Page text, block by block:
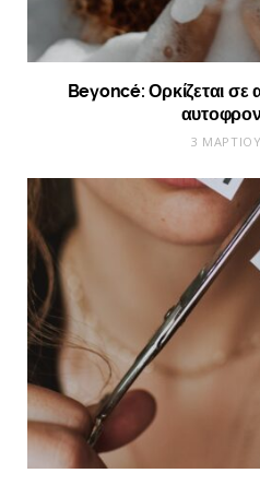
Beyoncé: Ορκίζεται σε
3